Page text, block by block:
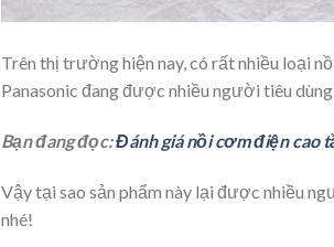
Trên thị trường hiện nay, có rất nhiều loại
Panasonic đang được nhiều người tiêu
Bạn đang đọc:Đánh giá nồi cơm điện cao
Vậy tại sao sản phẩm này lại được nhiều
nhé!